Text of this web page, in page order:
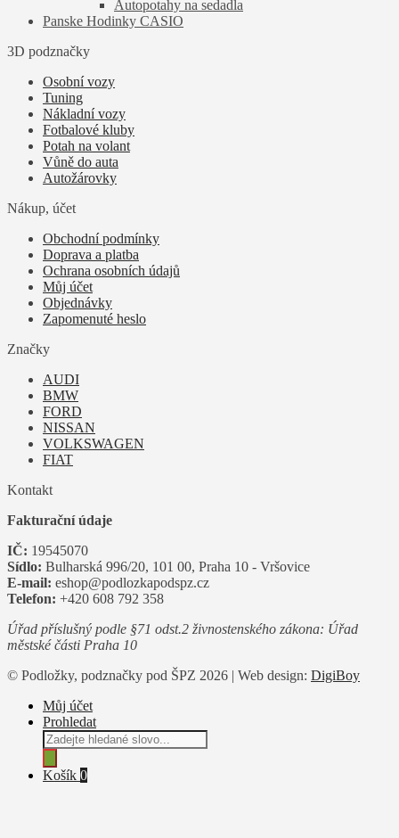
Autopotahy na sedadla
Panske Hodinky CASIO
3D podznačky
Osobní vozy
Tuning
Nákladní vozy
Fotbalové kluby
Potah na volant
Vůně do auta
Autožárovky
Nákup, účet
Obchodní podmínky
Doprava a platba
Ochrana osobních údajů
Můj účet
Objednávky
Zapomenuté heslo
Značky
AUDI
BMW
FORD
NISSAN
VOLKSWAGEN
FIAT
Kontakt
Fakturační údaje
IČ: 19545070
Sídlo: Bulharská 996/20, 101 00, Praha 10 - Vršovice
E-mail: eshop@podlozkapodspz.cz
Telefon: +420 608 792 358
Úřad příslušný podle §71 odst.2 živnostenského zákona: Úřad
městské části Praha 10
© Podložky, podznačky pod ŠPZ 2026 | Web design: DigiBoy
Můj účet
Prohledat
Products
search
Košík 0